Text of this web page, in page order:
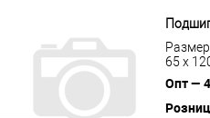
65 x
Опт —